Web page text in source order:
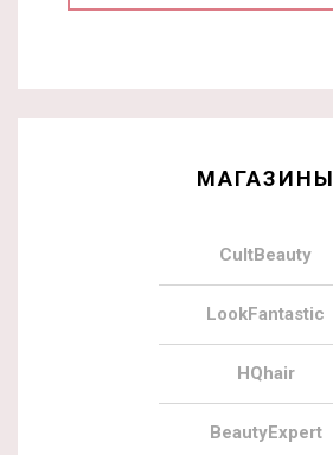
МАГАЗИНЫ
CultBeauty
LookFantastic
HQhair
BeautyExpert